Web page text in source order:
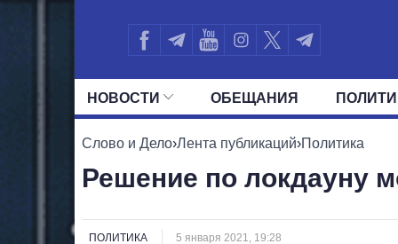
НОВОСТИ ОБЕЩАНИЯ
ВСЕ ПОЛИТИКИ ПРЕЗИДЕНТ И
Слово и Дело›Лента публикаций›Политика
Решение по локдауну
ПОЛИТИКА 5 января 2021, 19:28